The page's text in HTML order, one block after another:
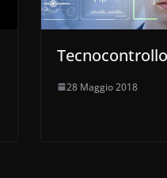
28 Maggio 2018